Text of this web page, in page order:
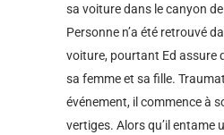
sa voiture dans le canyon
Personne n’a été retrouvé
voiture, pourtant Ed assure
sa femme et sa fille.
événement, il commence à
vertiges. Alors qu’il entame